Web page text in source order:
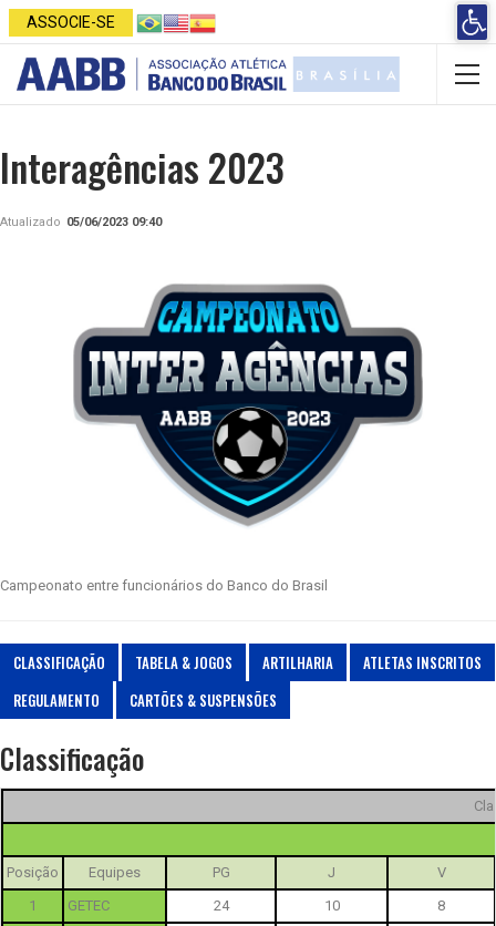
ASSOCIE-SE
Interagências 2023
Atualizado 05/06/2023 09:40
Campeonato entre funcionários do Banco do Brasil
CLASSIFICAÇÃO TABELA & JOGOS ARTILHARIA
ATLETAS INSCRITOS
REGULAMENTO
CARTÕES & SUSPENSÕES
Classificação
Posição Equipes PG J
V
1
GETEC 24 10
8